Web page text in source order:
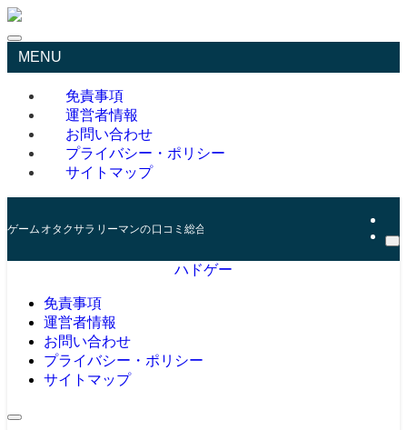
MENU
免責事項
運営者情報
お問い合わせ
プライバシー・ポリシー
サイトマップ
ゲームオタクサラリーマンの口コミ総合サイト
ハドゲー
免責事項
運営者情報
お問い合わせ
プライバシー・ポリシー
サイトマップ